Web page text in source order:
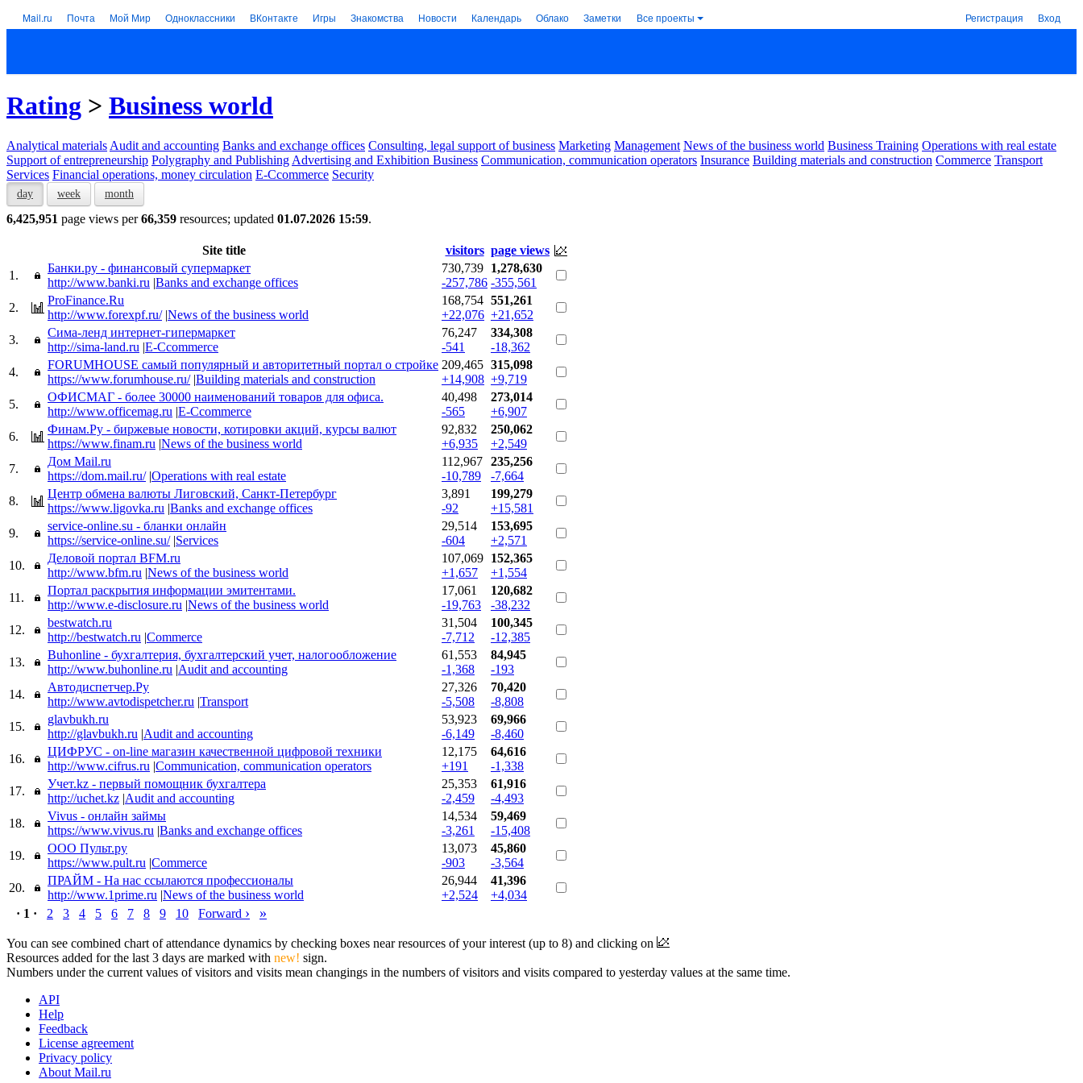
Mail.ru Почта Мой Мир Одноклассники ВКонтакте Игры Знакомства Новости Календарь Облако Заметки Все проекты Регистрация Вход
Rating > Business world
Analytical materials Audit and accounting Banks and exchange offices Consulting, legal support of business Marketing Management News of the business world Business Training Operations with real estate
Support of entrepreneurship Polygraphy and Publishing Advertising and Exhibition Business Communication, communication operators Insurance Building materials and construction Commerce Transport
Services Financial operations, money circulation E-Ccommerce Security
day week month
6,425,951 page views per66,359 resources; updated 01.07.2026 15:59.
Site title visitors page views
1.
Банки.ру - финансовый супермаркет
http://www.banki.ru |Banks and exchange offices
730,739
-257,786
1,278,630
-355,561
2.
ProFinance.Ru
http://www.forexpf.ru/ |News of the business world
168,754
+22,076
551,261
+21,652
3.
Сима-ленд интернет-гипермаркет
http://sima-land.ru |E-Ccommerce
76,247
-541
334,308
-18,362
4.
FORUMHOUSE самый популярный и авторитетный портал о стройке
https://www.forumhouse.ru/ |Building materials and construction
209,465
+14,908
315,098
+9,719
5.
ОФИСМАГ - более 30000 наименований товаров для офиса.
http://www.officemag.ru |E-Ccommerce
40,498
-565
273,014
+6,907
6.
Финам.Ру - биржевые новости, котировки акций, курсы валют
https://www.finam.ru |News of the business world
92,832
+6,935
250,062
+2,549
7.
Дом Mail.ru
https://dom.mail.ru/ |Operations with real estate
112,967
-10,789
235,256
-7,664
8.
Центр обмена валюты Лиговский, Санкт-Петербург
https://www.ligovka.ru |Banks and exchange offices
3,891
-92
199,279
+15,581
9.
service-online.su - бланки онлайн
https://service-online.su/ |Services
29,514
-604
153,695
+2,571
10.
Деловой портал BFM.ru
http://www.bfm.ru |News of the business world
107,069
+1,657
152,365
+1,554
11.
Портал раскрытия информации эмитентами.
http://www.e-disclosure.ru |News of the business world
17,061
-19,763
120,682
-38,232
12.
bestwatch.ru
http://bestwatch.ru |Commerce
31,504
-7,712
100,345
-12,385
13.
Buhonline - бухгалтерия, бухгалтерский учет, налогообложение
http://www.buhonline.ru |Audit and accounting
61,553
-1,368
84,945
-193
14.
Автодиспетчер.Ру
http://www.avtodispetcher.ru |Transport
27,326
-5,508
70,420
-8,808
15.
glavbukh.ru
http://glavbukh.ru |Audit and accounting
53,923
-6,149
69,966
-8,460
16.
ЦИФРУС - on-line магазин качественной цифровой техники
http://www.cifrus.ru |Communication, communication operators
12,175
+191
64,616
-1,338
17.
Учет.kz - первый помощник бухгалтера
http://uchet.kz |Audit and accounting
25,353
-2,459
61,916
-4,493
18.
Vivus - онлайн займы
https://www.vivus.ru |Banks and exchange offices
14,534
-3,261
59,469
-15,408
19.
ООО Пульт.ру
https://www.pult.ru |Commerce
13,073
-903
45,860
-3,564
20.
ПРАЙМ - На нас ссылаются профессионалы
http://www.1prime.ru |News of the business world
26,944
+2,524
41,396
+4,034
· 1 ·
2 3 4 5 6 7 8 9 10 Forward › »
You can see combined chart of attendance dynamics by checking boxes near resources of your interest (up to 8) and clicking on
Resources added for the last 3 days are marked with new! sign.
Numbers under the current values of visitors and visits mean changings in the numbers of visitors and visits compared to yesterday values at the same time.
API
Help
Feedback
License agreement
Privacy policy
About Mail.ru